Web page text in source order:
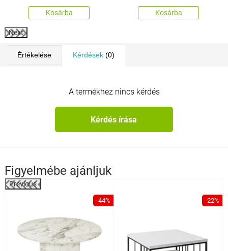
Kosárba Kosárba
Next
Értékelése Kérdések(0)
A termékhez nincs kérdés
Kérdés írása
Figyelmébe ajánljuk
Previous
-44% -22%